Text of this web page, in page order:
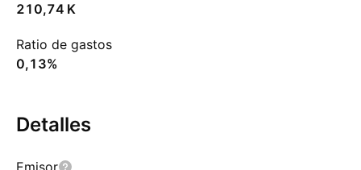
‪210,74 K‬
Ratio de gastos
0,13%
Detalles
Emisor